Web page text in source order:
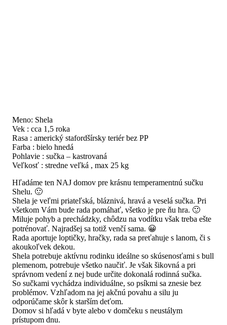
Meno: Shela
Vek : cca 1,5 roka
Rasa : americký stafordšírsky teriér bez PP
Farba : bielo hnedá
Pohlavie : sučka – kastrovaná
Veľkosť : stredne veľká , max 25 kg
Hľadáme ten NAJ domov pre krásnu temperamentnú sučku
Shelu. 🙂
Shela je veľmi priateľská, bláznivá, hravá a veselá sučka. Pri
všetkom Vám bude rada pomáhať, všetko je pre ňu hra. 🙂
Miluje pohyb a prechádzky, chôdzu na vodítku však treba ešte
potrénovať. Najradšej sa totiž venčí sama. 😀
Rada aportuje loptičky, hračky, rada sa preťahuje s lanom, či s
akoukoľvek dekou.
Shela potrebuje aktívnu rodinku ideálne so skúsenosťami s bull
plemenom, potrebuje všetko naučiť. Je však šikovná a pri
správnom vedení z nej bude určite dokonalá rodinná sučka.
So sučkami vychádza individuálne, so psíkmi sa znesie bez
problémov. Vzhľadom na jej akčnú povahu a silu ju
odporúčame skôr k starším deťom.
Domov si hľadá v byte alebo v domčeku s neustálym
prístupom dnu.